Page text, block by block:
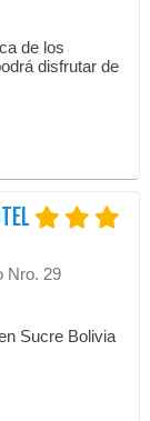
de los
disfrutar de
Nro. 29
Sucre Bolivia